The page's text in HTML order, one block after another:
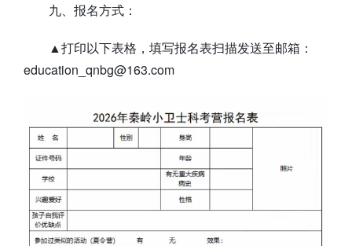
九、报名方式：
▲打印以下表格，填写报名表扫描发送至邮箱：
education_qnbg@163.com